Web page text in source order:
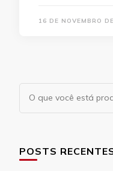
16 DE NOVEMBRO
Procurando
algo?
POSTS